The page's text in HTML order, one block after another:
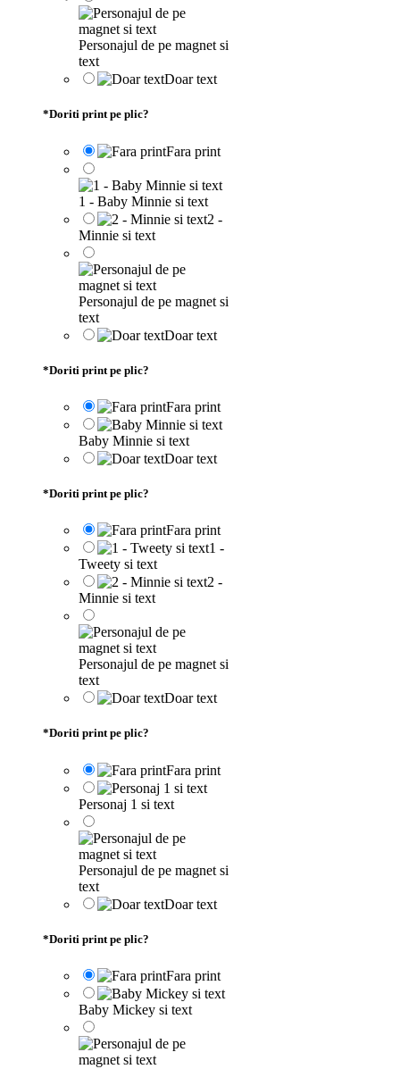
Personajul de pe magnet si
text
Doar text
*Doriti print pe plic?
Fara print
1 - Baby Minnie si text
2 -
Minnie si text
Personajul de pe magnet si
text
Doar text
*Doriti print pe plic?
Fara print
Baby Minnie si text
Doar text
*Doriti print pe plic?
Fara print
1 -
Tweety si text
2 -
Minnie si text
Personajul de pe magnet si
text
Doar text
*Doriti print pe plic?
Fara print
Personaj 1 si text
Personajul de pe magnet si
text
Doar text
*Doriti print pe plic?
Fara print
Baby Mickey si text